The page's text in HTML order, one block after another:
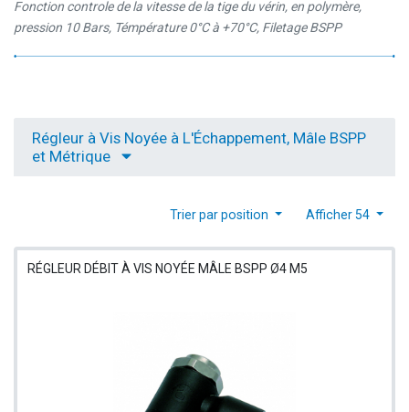
Fonction controle de la vitesse de la tige du vérin, en polymère,
pression 10 Bars, Témpérature 0°C à +70°C, Filetage BSPP
Régleur à Vis Noyée à L'Échappement, Mâle BSPP
et Métrique
Afficher 54
Trier par position
RÉGLEUR DÉBIT À VIS NOYÉE MÂLE BSPP Ø4 M5